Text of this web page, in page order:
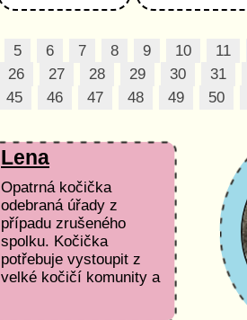
5 6 7 8 9 10 11
26 27 28 29 30 31
45 46 47 48 49 50
Lena
Opatrná kočička
odebraná úřady z
případu zrušeného
spolku. Kočička
potřebuje vystoupit z
velké kočičí komunity a